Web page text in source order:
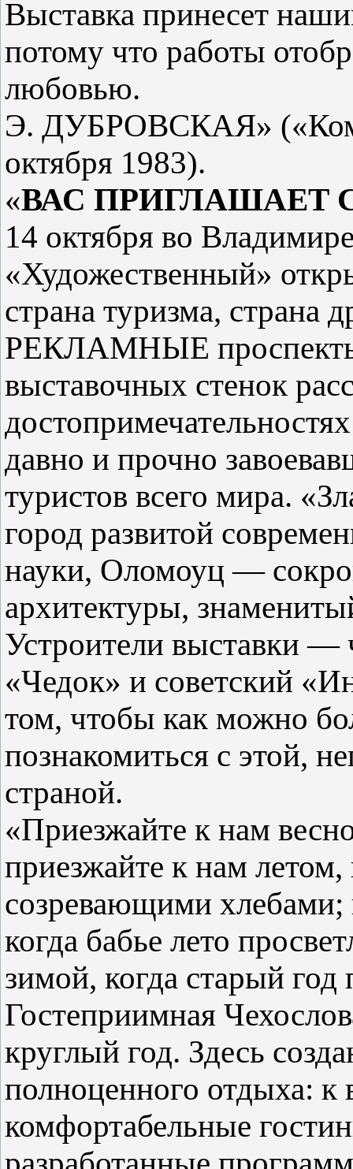
Выставка принесет
потому что работы
любовью.
Э. ДУБРОВСКАЯ»
октября 1983).
«ВАС ПРИГЛАШАЕТ
14 октября во
«Художественный»
страна туризма, страна
РЕКЛАМНЫЕ
выставочных стенок
давно и прочно
туристов всего мира.
город развитой
науки, Оломоуц —
архитектуры,
Устроители выставки —
«Чедок» и советский
том, чтобы как можно
познакомиться с этой,
страной.
«Приезжайте к нам
приезжайте к нам летом,
созревающими хлебами;
когда бабье лето
зимой, когда старый год
Гостеприимная
круглый год. Здесь
полноценного отдыха:
комфортабельные